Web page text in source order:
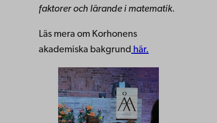
faktorer och lärande i matematik.
Läs mera om Korhonens
akademiska bakgrund här.